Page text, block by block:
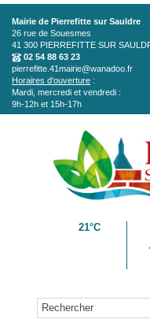
Aller au contenu principal
Mairie de Pierrefitte sur Sauldre
26 rue de Souesmes
41 300 PIERREFITTE SUR
02 54 88 63 23
pierrefitte.41mairie@wanadoo.fr
Horaires d'ouverture :
Mardi, mercredi et vendredi :
9h-12h et 15h-17h
21°C
Formulaire de recherche